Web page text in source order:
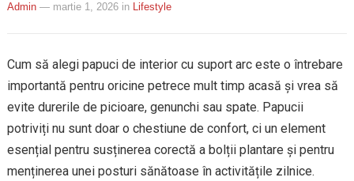
Admin — martie 1, 2026 in Lifestyle
Cum să alegi papuci de interior cu suport arc este o întrebare
importantă pentru oricine petrece mult timp acasă și vrea să
evite durerile de picioare, genunchi sau spate. Papucii
potriviți nu sunt doar o chestiune de confort, ci un element
esențial pentru susținerea corectă a bolții plantare și pentru
menținerea unei posturi sănătoase în activitățile zilnice.